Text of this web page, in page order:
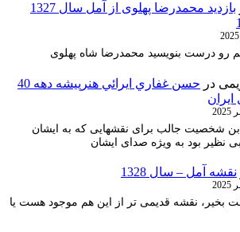
بازدید محمدرضا پهلوی از آمل سال 1327
رو درست بنویسید محمدرضا شاه پهلوی
در
حسن غفاري ايرائي هنرپيشه دهه 40
شخصیت جالب برای نقشهایی که به ایشان
بی نظیر بود به ویژه صدای ایشان
نقشه آمل – سال 1328
بخیر، نقشه قدیمی تر از این هم موجود هست یا